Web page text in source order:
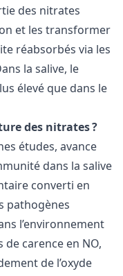
des nitrates
et les transformer
réabsorbés via les
la salive, le
élevé que dans le
des nitrates ?
études, avance
dans la salive
converti en
pathogènes
l’environnement
de carence en NO,
de l’oxyde